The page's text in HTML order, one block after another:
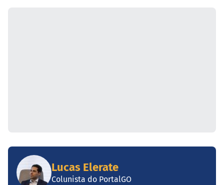
Lucas Elerate
Colunista do PortalGO